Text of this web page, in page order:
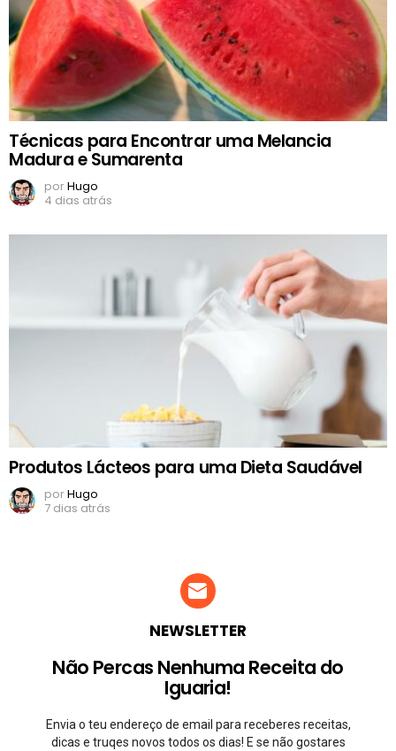
Técnicas para Encontrar uma Melancia
Madura e Sumarenta
porHugo
4 dias atrás
Produtos Lácteos para uma Dieta Saudável
porHugo
7 dias atrás
NEWSLETTER
Não Percas Nenhuma Receita do
Iguaria!
Envia o teu endereço de email para receberes receitas,
dicas e truqes novos todos os dias! E se não gostares